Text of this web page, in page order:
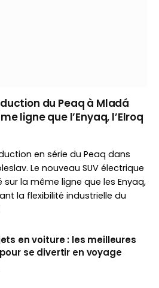
du Peaq à Mladá
ligne que l’Enyaq, l’Elroq
en série du Peaq dans
Le nouveau SUV électrique
la même ligne que les Enyaq,
la flexibilité industrielle du
en voiture : les meilleures
se divertir en voyage